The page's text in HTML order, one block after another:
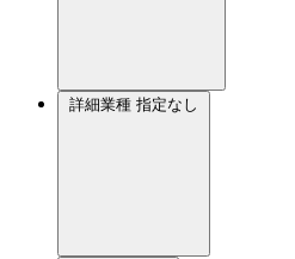
詳細業種 指定なし